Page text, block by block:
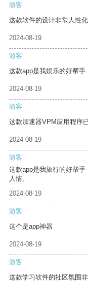
游客
这款软件的设计非常人性
2024-08-19
游客
这款app是我娱乐的好帮手
2024-08-19
游客
这款加速器VPM应用程序
2024-08-19
游客
这款app是我旅行的好帮
人情。
2024-08-19
游客
这个是app神器
2024-08-19
游客
这款学习软件的社区氛围